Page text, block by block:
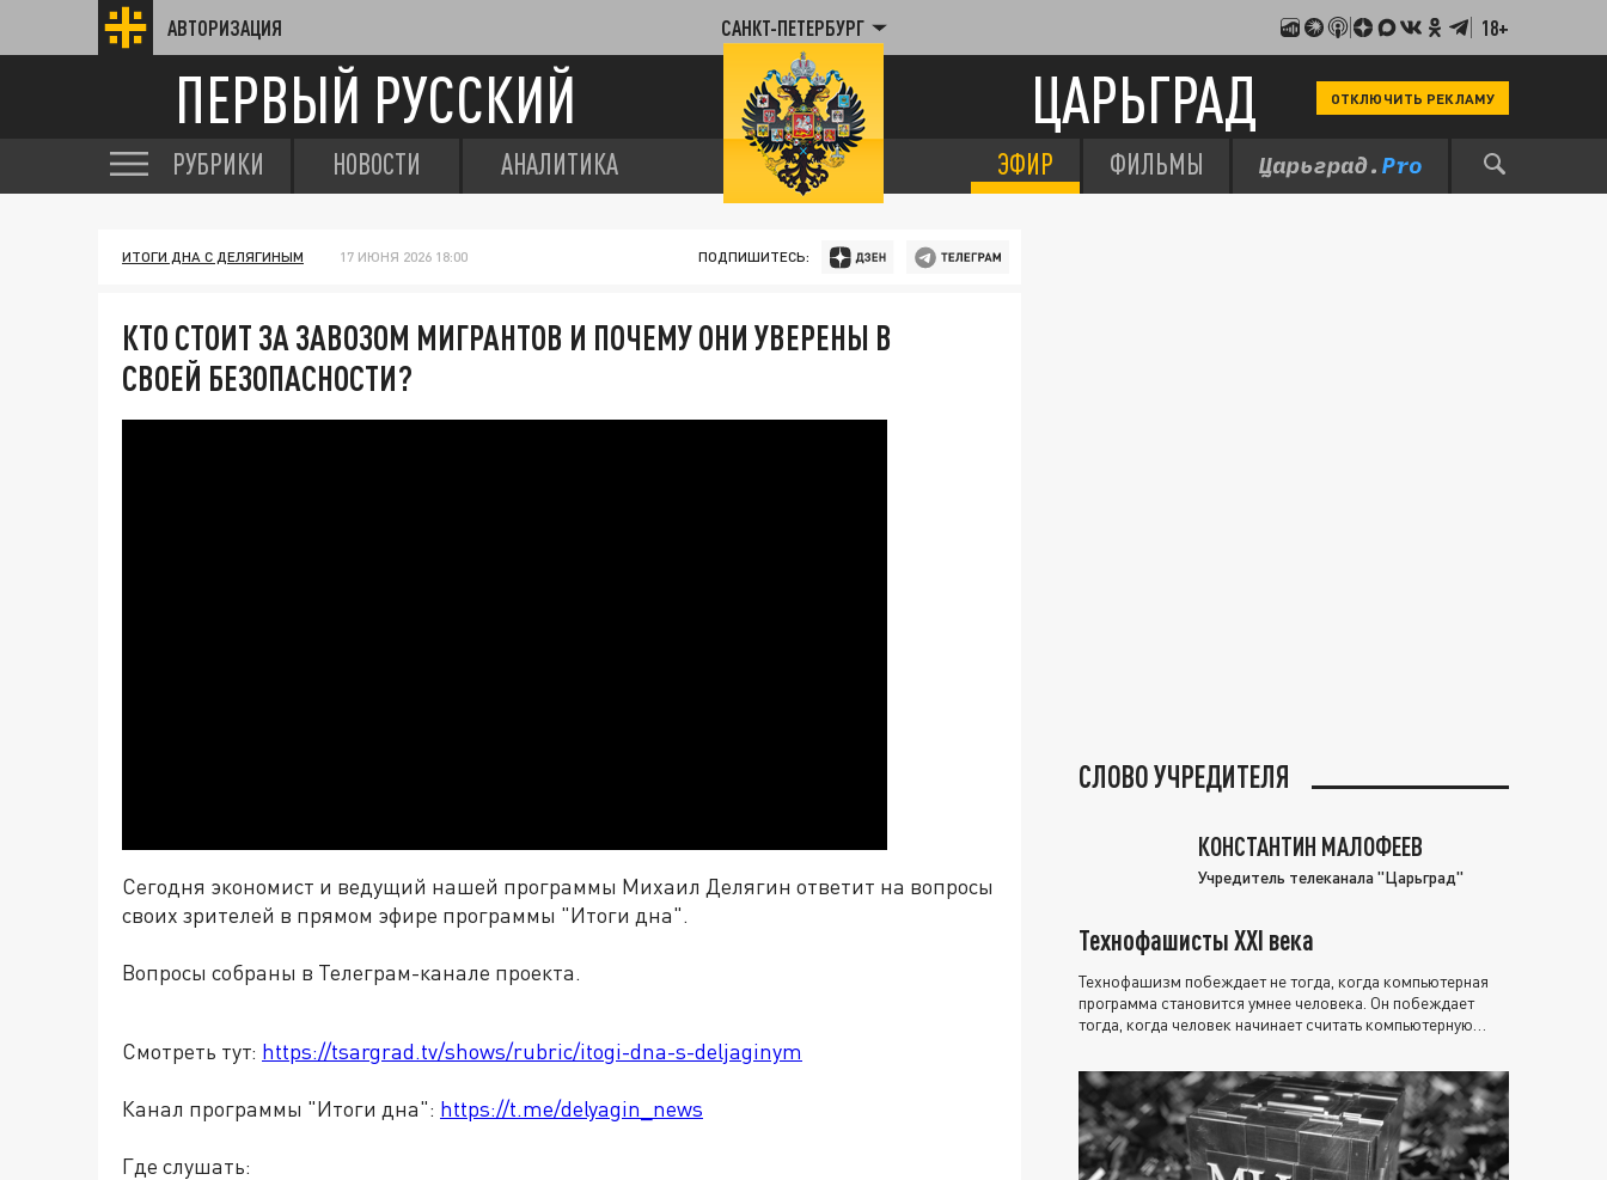
АВТОРИЗАЦИЯ САНКТ-ПЕТЕРБУРГ 18+
ПЕРВЫЙ РУССКИЙ ЦАРЬГРАД ОТКЛЮЧИТЬ РЕКЛАМУ
РУБРИКИ НОВОСТИ АНАЛИТИКА ЭФИР ФИЛЬМЫ
ИТОГИ ДНА С ДЕЛЯГИНЫМ 17 ИЮНЯ 2026 18:00 ПОДПИШИТЕСЬ:
КТО СТОИТ ЗА ЗАВОЗОМ МИГРАНТОВ И ПОЧЕМУ ОНИ УВЕРЕНЫ В
СВОЕЙ БЕЗОПАСНОСТИ?
Сегодня экономист и ведущий нашей программы Михаил Делягин ответит на вопросы
своих зрителей в прямом эфире программы "Итоги дна".
Вопросы собраны в Телеграм-канале проекта.
Смотреть тут: https://tsargrad.tv/shows/rubric/itogi-dna-s-deljaginym
Канал программы "Итоги дна": https://t.me/delyagin_news
Где слушать:
СЛОВО УЧРЕДИТЕЛЯ
КОНСТАНТИН МАЛОФЕЕВ
Учредитель телеканала "Царьград"
Технофашисты XXI века
Технофашизм побеждает не тогда, когда компьютерная
программа становится умнее человека. Он побеждает
тогда, когда человек начинает считать компьютерную